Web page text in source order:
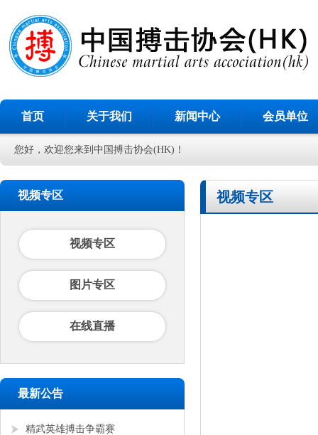
首页 关于我们 新闻中心 会员单位
您好，欢迎您来到中国搏击协会(HK)！
视频专区
视频专区
图片专区
在线直播
最新公告
精武英雄搏击争霸赛
视频专区